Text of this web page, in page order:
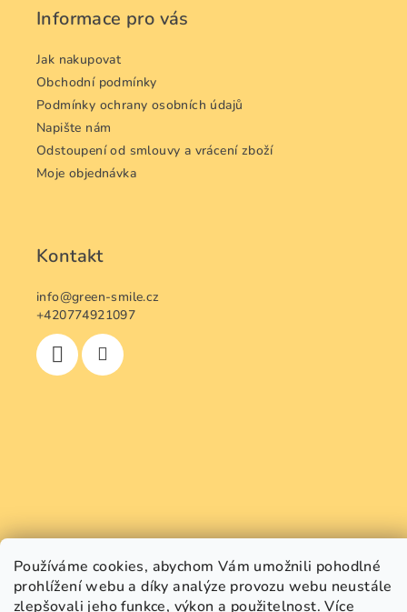
Používáme cookies, abychom Vám umožnili pohodlné
prohlížení webu a díky analýze provozu webu neustále
zlepšovali jeho funkce, výkon a použitelnost.Více
Informace pro vás
Jak nakupovat
Obchodní podmínky
Podmínky ochrany osobních údajů
Napište nám
Odstoupení od smlouvy a vrácení zboží
Moje objednávka
Kontakt
info@green-smile.cz
+420774921097